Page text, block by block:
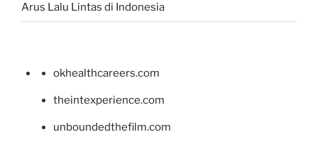
Arus Lalu Lintas di Indonesia
okhealthcareers.com
theintexperience.com
unboundedthefilm.com